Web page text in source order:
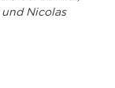
Nicolas